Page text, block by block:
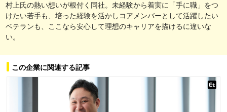
村上氏の熱い想いが根付く同社。未経験から着実に「手に職」をつ
けたい若手も、培った経験を活かしコアメンバーとして活躍したい
ベテランも、ここなら安心して理想のキャリアを描けるに違いな
い。
この企業に関連する記事